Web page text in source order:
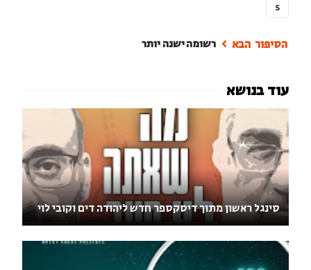
S
רשומה ישנה יותר
סינגל ראשון מתוך דיסקספר חדש ליהודה דים וקובי לוי